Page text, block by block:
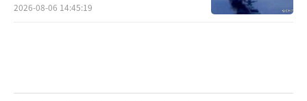
2026-08-06 14:45:19